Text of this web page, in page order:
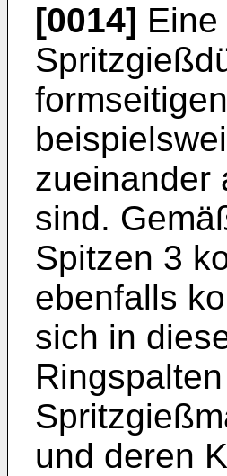
[0014]
zueinander
sind.
Spitzen 3
ebenfalls
sich in
und deren